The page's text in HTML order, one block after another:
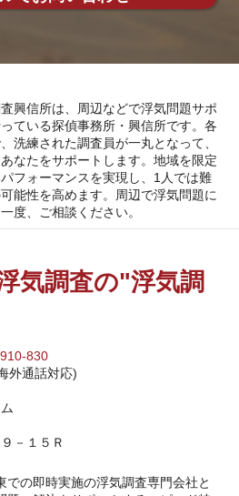
興信所は、周辺などで浮気問題サポ
ている探偵事務所・興信所です。各
洗練された調査員が一丸となって、
なたをサポートします。地域を限定
フォーマンスを実現し、1人では難
能性を高めます。周辺で浮気問題に
度、ご相談ください。
気調査の"浮気調
830
外通話対応)
－１５Ｒ
での即時実施の浮気調査専門会社と